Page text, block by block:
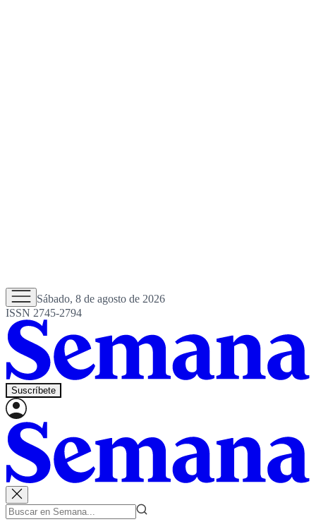
Sábado, 8 de agosto de 2026
ISSN 2745-2794
Suscríbete